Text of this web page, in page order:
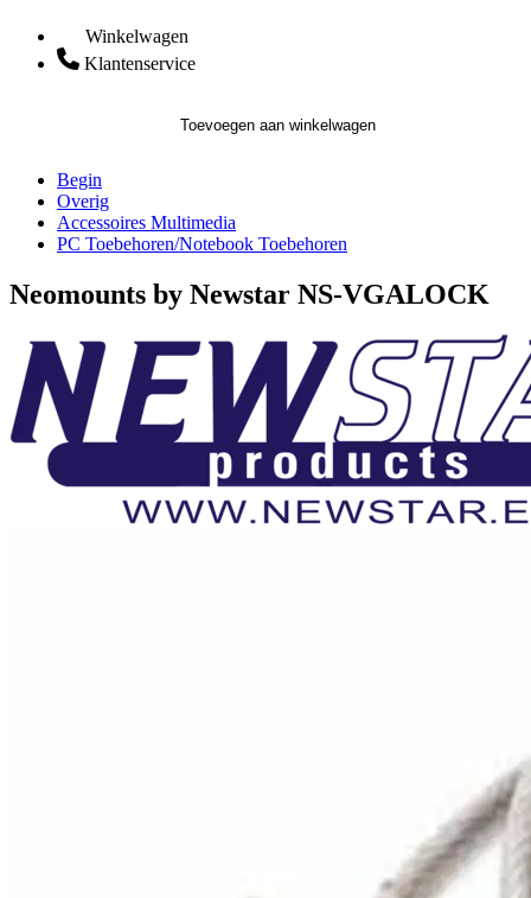
Winkelwagen
Klantenservice
Toevoegen aan winkelwagen
Begin
Overig
Accessoires Multimedia
PC Toebehoren/Notebook Toebehoren
Neomounts by Newstar NS-VGALOCK